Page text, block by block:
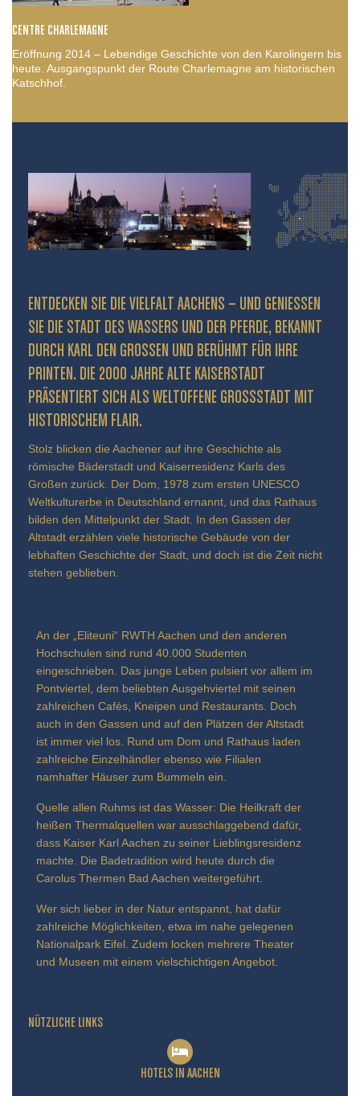
CENTRE CHARLEMAGNE
Eröffnung 2014 – Lebendige Geschichte von den Karolingern bis
heute. Ausgangspunkt der Route Charlemagne am historischen
Katschhof.
ENTDECKEN SIE DIE VIELFALT AACHENS – UND GENIESSEN S
IE DIE STADT DES WASSERS UND DER PFERDE, BEKANNT D
URCH KARL DEN GROSSEN UND BERÜHMT FÜR IHRE PR
INTEN. DIE 2000 JAHRE ALTE KAISERSTADT PR
ÄSENTIERT SICH ALS WELTOFFENE GROSSSTADT MIT HIS
TORISCHEM FLAIR.
Stolz blicken die Aachener auf ihre Geschichte als
römische Bäderstadt und Kaiserresidenz Karls des
Großen zurück. Der Dom, 1978 zum ersten UNESCO
Weltkulturerbe in Deutschland ernannt, und das Rathaus
bilden den Mittelpunkt der Stadt. In den Gassen der
Altstadt erzählen viele historische Gebäude von der
lebhaften Geschichte der Stadt, und doch ist die Zeit nicht
stehen geblieben.
An der „Eliteuni“ RWTH Aachen und den anderen
Hochschulen sind rund 40.000 Studenten
eingeschrieben. Das junge Leben pulsiert vor allem im
Pontviertel, dem beliebten Ausgehviertel mit seinen
zahlreichen Cafés, Kneipen und Restaurants. Doch
auch in den Gassen und auf den Plätzen der Altstadt
ist immer viel los. Rund um Dom und Rathaus laden
zahlreiche Einzelhändler ebenso wie Filialen
namhafter Häuser zum Bummeln ein.
Quelle allen Ruhms ist das Wasser: Die Heilkraft der
heißen Thermalquellen war ausschlaggebend dafür,
dass Kaiser Karl Aachen zu seiner Lieblingsresidenz
machte. Die Badetradition wird heute durch die
Carolus Thermen Bad Aachen weitergeführt.
Wer sich lieber in der Natur entspannt, hat dafür
zahlreiche Möglichkeiten, etwa im nahe gelegenen
Nationalpark Eifel. Zudem locken mehrere Theater
und Museen mit einem vielschichtigen Angebot.
NÜTZLICHE LINKS
HOTELS IN AACHEN